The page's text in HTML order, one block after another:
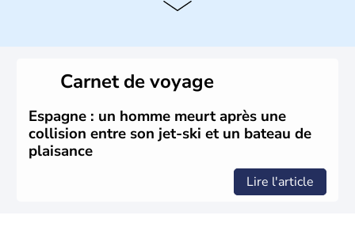
envahissent la péninsule au IIe siècle avant J.C et
apportent leur langue ainsi que leur religion. L'Espagne
s'impose comme la première puissance de l'Europe au
XIème siècle et le reste pendant plus de 100 ans. Madrid
rejoint le pays à partir de 1801 après avoir appartenu au
Portugal. Cette monarchie constitutionnelle intègre
Carnet de voyage
Espagne : un homme meurt après une
collision entre son jet-ski et un bateau de
plaisance
Lire l'article